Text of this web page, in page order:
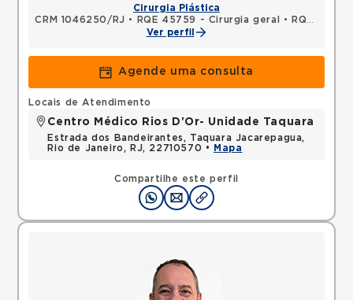
Cirurgia Plástica
CRM 1046250/RJ • RQE 45759 - Cirurgia geral •
RQE 51111 - Cirurgia plástica
Ver perfil
Agende uma consulta
Compartilhe este perfil
Locais de Atendimento
Centro Médico Rios D'Or- Unidade Taquara
Estrada dos Bandeirantes, Taquara Jacarepagua,
Rio de Janeiro, RJ, 22710570 •
Mapa